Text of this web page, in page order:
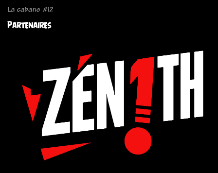
La cabane #12
Partenaires